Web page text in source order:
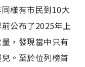
樣有市民到10大
公布了2025年上
，發現當中只有
。至於位列榜首